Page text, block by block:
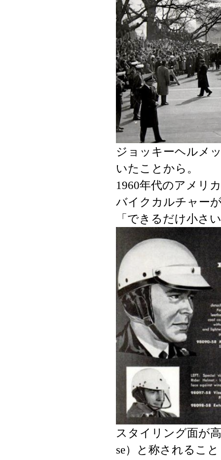
ジョッキーヘルメ
いたことから。
1960年代のアメリ
バイクカルチャー
「できるだけ小さ
スタイリング面が
se）と称されるこ